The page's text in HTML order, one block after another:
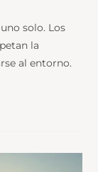
solo. Los
la
al entorno.